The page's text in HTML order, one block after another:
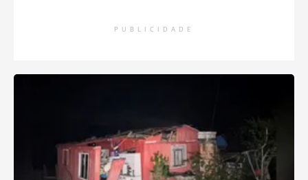
PUBLICIDADE